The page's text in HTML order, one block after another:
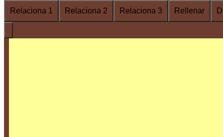
Relaciona 1
Relaciona 2 Relaciona 3 Rellenar